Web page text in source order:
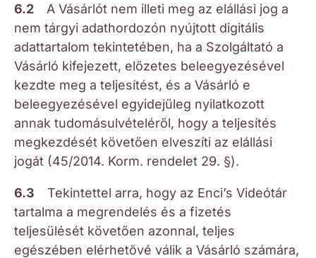
6.2 A Vásárlót nem illeti meg az elállási jog a
nem tárgyi adathordozón nyújtott digitális
adattartalom tekintetében, ha a Szolgáltató a
Vásárló kifejezett, előzetes beleegyezésével
kezdte meg a teljesítést, és a Vásárló e
beleegyezésével egyidejűleg nyilatkozott
annak tudomásulvételéről, hogy a teljesítés
megkezdését követően elveszíti az elállási
jogát (45/2014. Korm. rendelet 29. §).
6.3 Tekintettel arra, hogy az Enci’s Videótár
tartalma a megrendelés és a fizetés
teljesülését követően azonnal, teljes
egészében elérhetővé válik a Vásárló számára,